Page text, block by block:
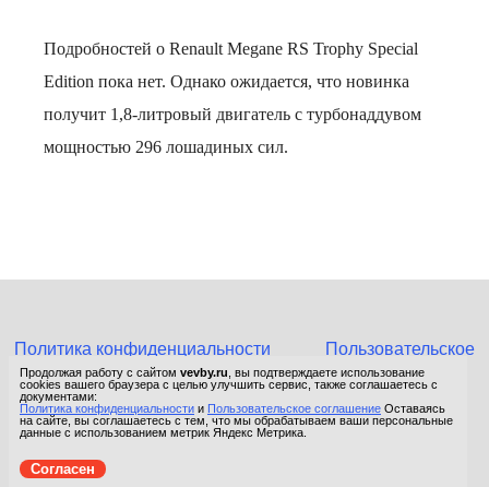
Подробностей о Renault Megane RS Trophy Special
Edition пока нет. Однако ожидается, что новинка
получит 1,8-литровый двигатель с турбонаддувом
мощностью 296 лошадиных сил.
Политика конфиденциальности
Пользовательское
соглашение
© 2015-2026 Сетевое издание «Фактом». Зарегистрировано в
Федеральной службе по надзору в сфере связи, информационных
технологий и массовых коммуникаций (Роскомнадзор).
Продолжая работу с сайтом vevby.ru , вы подтверждаете использование
cookies вашего браузера с целью улучшить сервис, также соглашаетесь с
документами:
Политика конфиденциальности и Пользовательское соглашение Оставаясь
на сайте, вы соглашаетесь с тем, что мы обрабатываем ваши персональные
данные с использованием метрик Яндекс Метрика.
Согласен